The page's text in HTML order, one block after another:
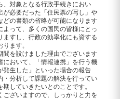
、対象となる行政手続きにおい
が必要だった「住民票の写し」や
どの書類の省略が可能になります
よって、多くの国民の皆様にとっ
ますし、行政の効率化にも資する
ます。
を設けました理由でございます
において、「情報連携」を行う機
発生した」といった場合の報告
・分析して課題の解決を行ってい
期していきたいとのことです。
ざいますので、しっかりと力を